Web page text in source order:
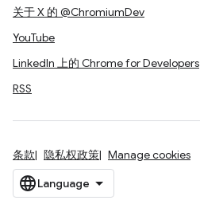
关于 X 的 @ChromiumDev
YouTube
LinkedIn 上的 Chrome for Developers
RSS
条款 隐私权政策 Manage cookies